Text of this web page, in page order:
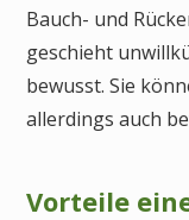
Bauch- und
geschieht
bewusst. Sie
allerdings auch
Vorteile